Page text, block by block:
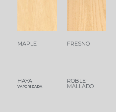
MAPLE FRESNO
HAYA
VAPORIZADA
ROBLE
MALLADO